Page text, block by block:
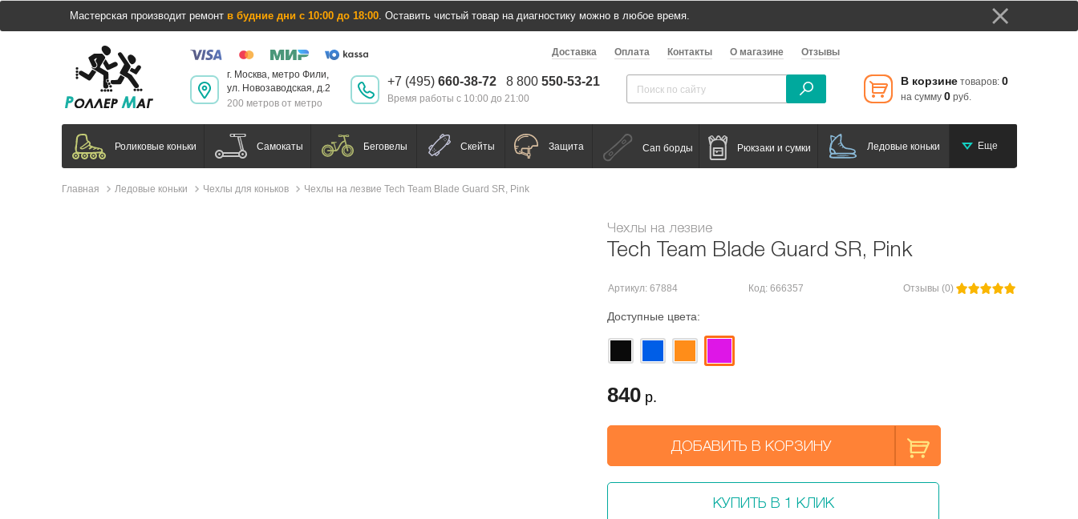
Мастерская производит ремонт в будние дни с 10:00 до 18:00. Оставить чистый товар на диагностику можно в любое время.
Доставка Оплата Контакты О магазине Отзывы
В корзине товаров: 0
на сумму 0 руб.
г. Москва, метро Фили,
ул. Новозаводская, д.2
200 метров от метро
+7 (495) 660-38-72 8 800 550-53-21
Время работы с 10:00 до 21:00
Роликовые коньки Самокаты Беговелы Скейты Защита Сап борды Рюкзаки и сумки Ледовые коньки Еще
Главная Ледовые коньки Чехлы для коньков Чехлы на лезвие Tech Team Blade Guard SR, Pink
Чехлы на лезвие
Tech Team Blade Guard SR, Pink
Артикул: 67884 Код: 666357 Отзывы (0)
Доступные цвета:
840 р.
ДОБАВИТЬ В КОРЗИНУ
КУПИТЬ В 1 КЛИК